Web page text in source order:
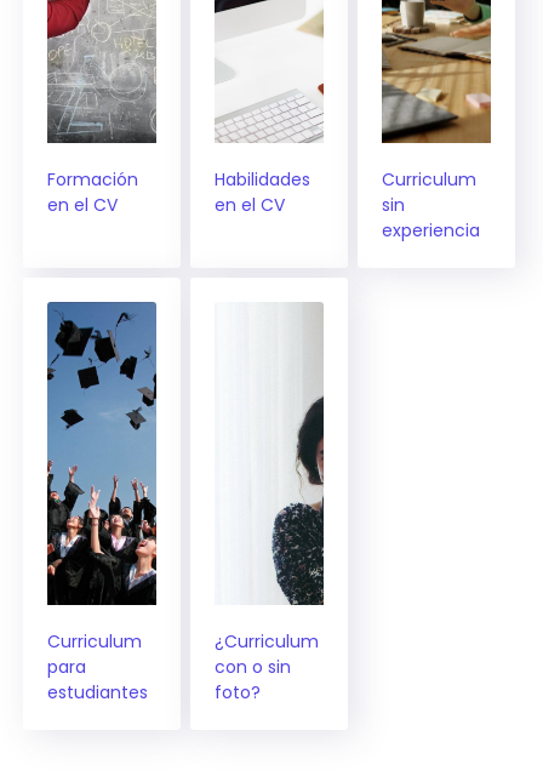
Formación
en el CV
Habilidades
en el CV
Curriculum
sin
experiencia
Curriculum
para
estudiantes
¿Curriculum
con o sin
foto?